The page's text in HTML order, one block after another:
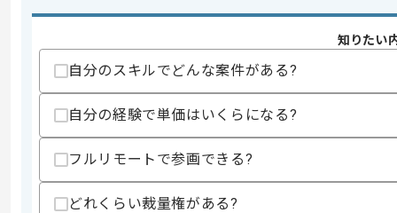
上記に似た経験やスキルをお持ちであれば申
精算・お支払い
精算条件
有
精算基準時間
支払いサイト
15日
知りたい
自分のスキルでどんな案件がある?
自分の経験で単価はいくらになる?
フルリモートで参画できる?
どれくらい裁量権がある?